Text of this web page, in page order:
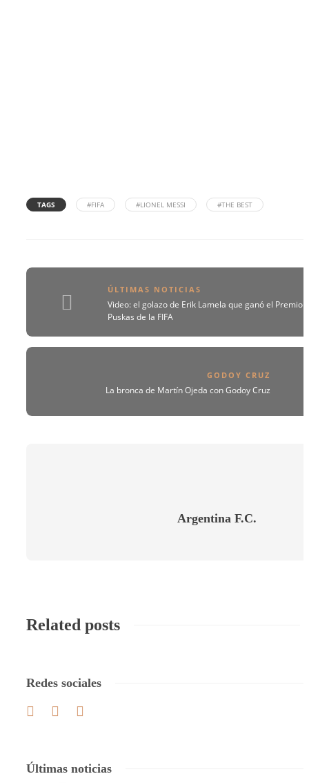
TAGS #FIFA #LIONEL MESSI #THE BEST
ÚLTIMAS NOTICIAS
Video: el golazo de Erik Lamela que ganó el Premio
Puskas de la FIFA
GODOY CRUZ
La bronca de Martín Ojeda con Godoy Cruz
Argentina F.C.
Related posts
Redes sociales
Últimas noticias